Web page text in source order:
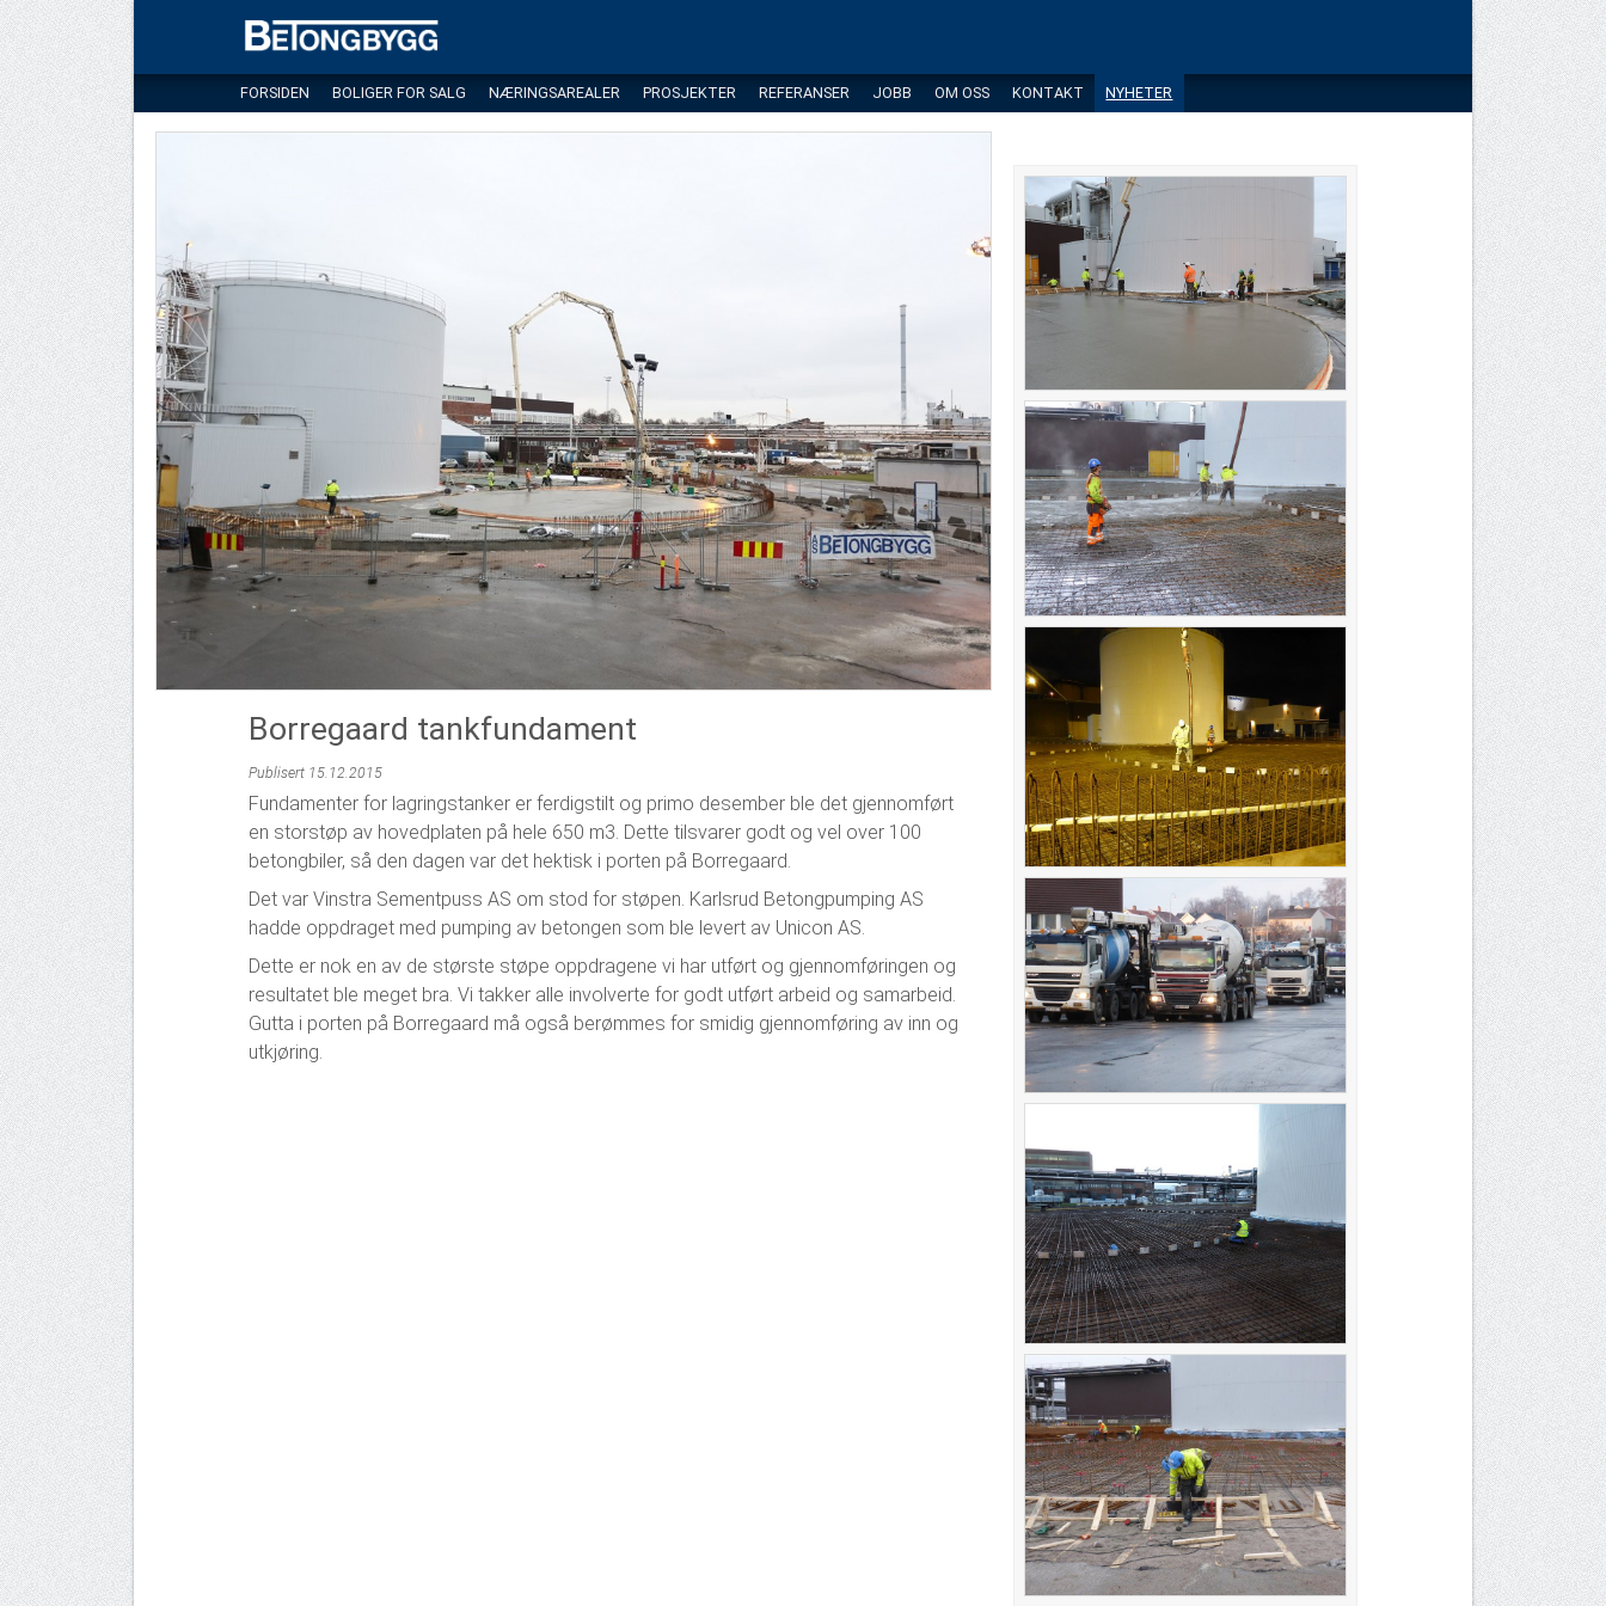
FORSIDEN BOLIGER FOR SALG NÆRINGSAREALER PROSJEKTER REFERANSER JOBB OM OSS KONTAKT NYHETER
Borregaard tankfundament
Publisert 15.12.2015
Fundamenter for lagringstanker er ferdigstilt og primo desember ble det gjennomført
en storstøp av hovedplaten på hele 650 m3. Dette tilsvarer godt og vel over 100
betongbiler, så den dagen var det hektisk i porten på Borregaard.
Det var Vinstra Sementpuss AS om stod for støpen. Karlsrud Betongpumping AS
hadde oppdraget med pumping av betongen som ble levert av Unicon AS.
Dette er nok en av de største støpe oppdragene vi har utført og gjennomføringen og
resultatet ble meget bra. Vi takker alle involverte for godt utført arbeid og samarbeid.
Gutta i porten på Borregaard må også berømmes for smidig gjennomføring av inn og
utkjøring.